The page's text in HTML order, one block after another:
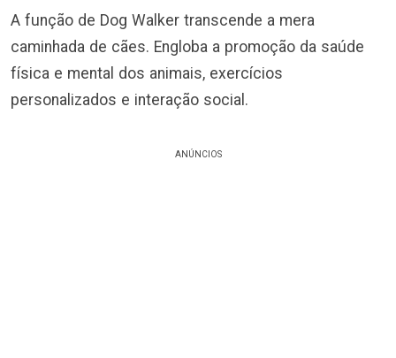
A função de Dog Walker transcende a mera
caminhada de cães. Engloba a promoção da saúde
física e mental dos animais, exercícios
personalizados e interação social.
ANÚNCIOS